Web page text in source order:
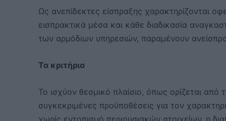
Ως ανεπίδεκτες είσπραξης χαρακτηρίζονται
εισπρακτικά μέσα και κάθε διαδικασία
των αρμόδιων υπηρεσιών, παραμένουν
Τα κριτήρια
Το ισχύον θεσμικό πλαίσιο, όπως ορίζεται
συγκεκριμένες προϋποθέσεις για τον